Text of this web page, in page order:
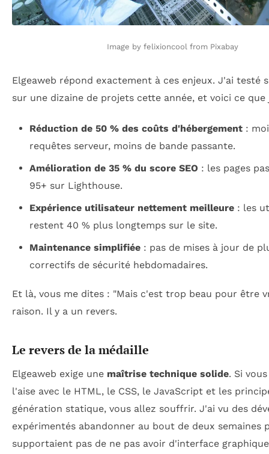
Image by felixioncool from Pixabay
Elgeaweb répond exactement à ces enjeux. J'ai testé
sur une dizaine de projets cette année, et voici ce que
Réduction de 50 % des coûts d'hébergement:
requêtes serveur, moins de bande passante.
Amélioration de 35 % du score SEO : les pages
95+ sur Lighthouse.
Expérience utilisateur nettement meilleure: les
restent 40 % plus longtemps sur le site.
Maintenance simplifiée: pas de mises à jour de
correctifs de sécurité hebdomadaires.
Et là, vous me dites : "Mais c'est trop beau pour être
raison. Il y a un revers.
Le revers de la médaille
Elgeaweb exige une maîtrise technique solide. Si
l'aise avec le HTML, le CSS, le JavaScript et les
génération statique, vous allez souffrir. J'ai vu des
expérimentés abandonner au bout de deux semaines
supportaient pas de ne pas avoir d'interface